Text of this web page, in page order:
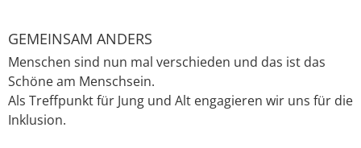
GEMEINSAM ANDERS
Menschen sind nun mal verschieden und das ist das
Schöne am Menschsein.
Als Treffpunkt für Jung und Alt engagieren wir uns für die
Inklusion.